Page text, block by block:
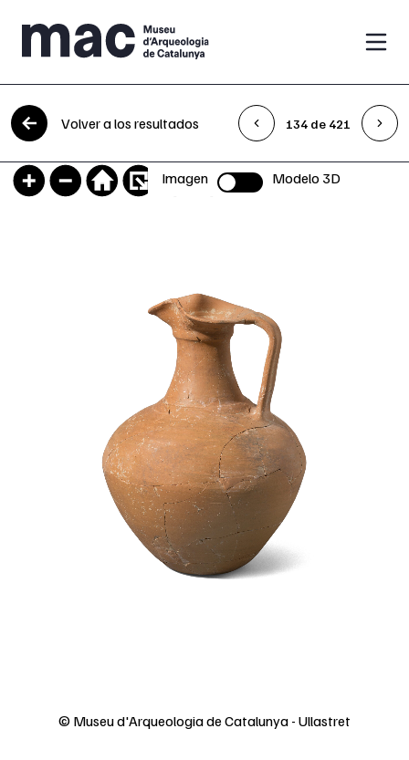
Saltar al contenido
Volver a los resultados 134 de 421
Imagen Selector Modelo 3D
© Museu d'Arqueologia de Catalunya - Ullastret